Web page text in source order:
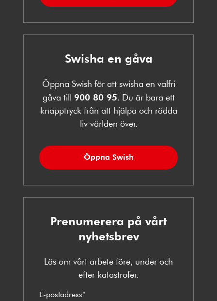
Swisha en gåva
Öppna Swish för att swisha en valfri
gåva till 900 80 95. Du är bara ett
knapptryck från att hjälpa och rädda
liv världen över.
Öppna Swish
Prenumerera på vårt
nyhetsbrev
Läs om vårt arbete före, under och
efter katastrofer.
E-postadress*